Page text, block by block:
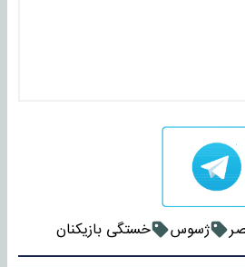
ژسوس خستگی بازیکنان